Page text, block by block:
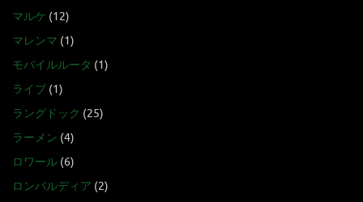
マルケ (12)
マレンマ (1)
モバイルルータ (1)
ライブ (1)
ラングドック (25)
ラーメン (4)
ロワール (6)
ロンバルディア (2)